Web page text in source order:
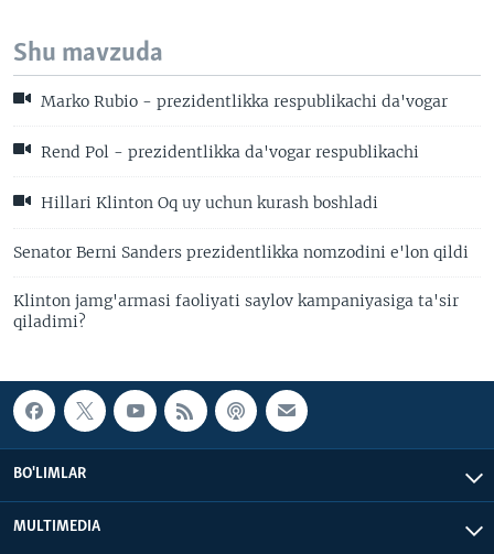
Shu mavzuda
Marko Rubio - prezidentlikka respublikachi da'vogar
Rend Pol - prezidentlikka da'vogar respublikachi
Hillari Klinton Oq uy uchun kurash boshladi
Senator Berni Sanders prezidentlikka nomzodini e'lon qildi
Klinton jamg'armasi faoliyati saylov kampaniyasiga ta'sir
qiladimi?
BO'LIMLAR
MULTIMEDIA